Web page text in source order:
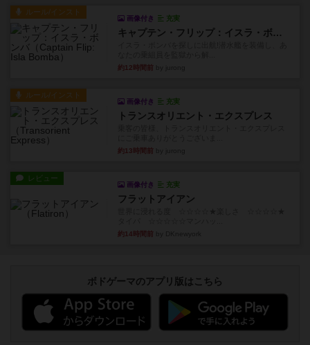
ルール/インスト
画像付き 充実
キャプテン・フリップ：イスラ・ボンバ
約12時間前
ルール/インスト
画像付き 充実
トランスオリエント・エクスプレス
約13時間前
レビュー
画像付き 充実
フラットアイアン
約14時間前
ボドゲーマのアプリ版はこちら